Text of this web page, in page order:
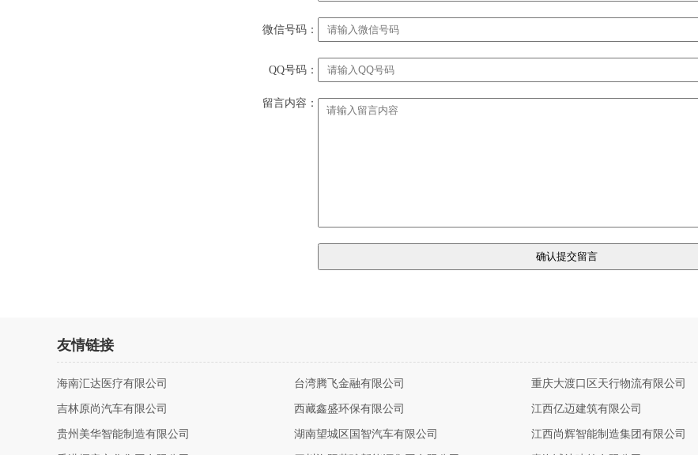
微信号码：
QQ号码：
留言内容：
友情链接
海南汇达医疗有限公司 台湾腾飞金融有限公司 重庆大渡口区天行物流有限公司
吉林原尚汽车有限公司 西藏鑫盛环保有限公司 江西亿迈建筑有限公司
贵州美华智能制造有限公司 湖南望城区国智汽车有限公司 江西尚辉智能制造集团有限公司